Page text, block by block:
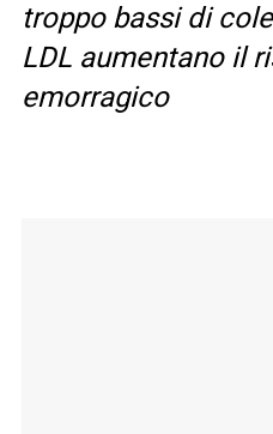
troppo bassi di
LDL aumentano il
emorragico